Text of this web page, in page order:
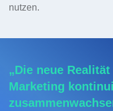
nutzen.
„Die neue
Marketing